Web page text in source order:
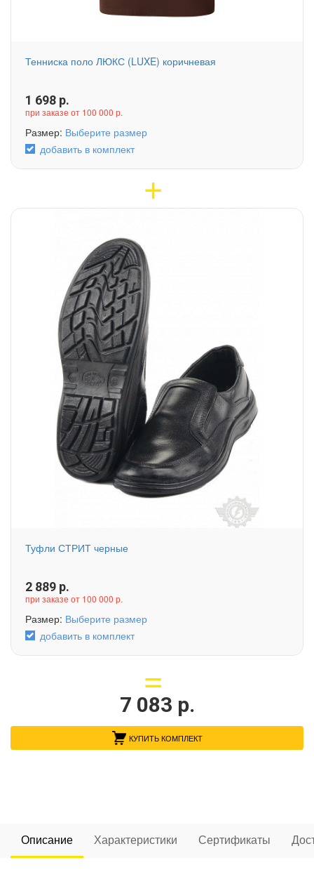
Тенниска поло ЛЮКС (LUXE) коричневая
1 698 р.
при заказе от 100 000 р.
Размер: Выберите размер
добавить в комплект
Туфли СТРИТ черные
2 889 р.
при заказе от 100 000 р.
Размер: Выберите размер
добавить в комплект
7 083 р.
КУПИТЬ КОМПЛЕКТ
Описание Характеристики Сертификаты